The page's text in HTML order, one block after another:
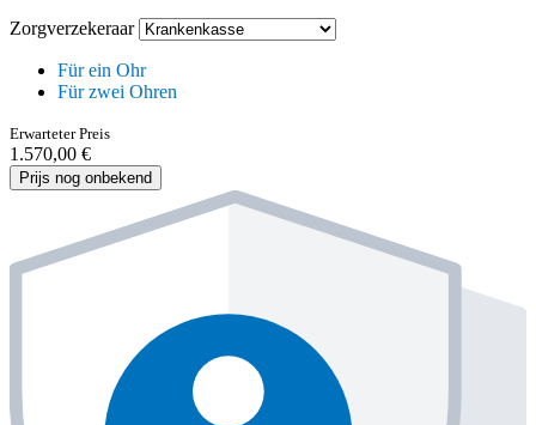
Zorgverzekeraar
Für ein Ohr
Für zwei Ohren
Erwarteter Preis
1.570,00 €
Prijs nog onbekend